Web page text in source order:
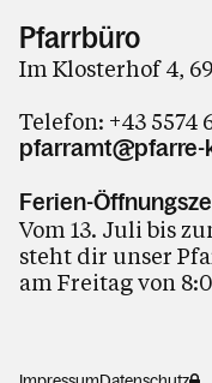
Pfarrbüro
Im Klosterhof 4,
Telefon: +43 5574
Ferien-
Vom 13. Juli bis
steht dir unser
am Freitag von